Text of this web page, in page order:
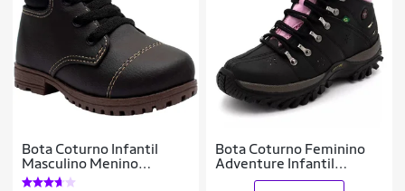
Bota Coturno Infantil
Masculino Menino
Botinha Leve 09.02
Bota Coturno Feminino
Adventure Infantil
Confortável